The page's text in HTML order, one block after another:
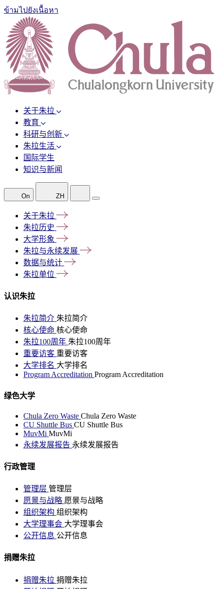
ข้ามไปยังเนื้อหา
关于朱拉
教育
科研与创新
朱拉生活
国际学生
知识与新闻
On ZH
关于朱拉
朱拉历史
大学形象
朱拉与永续发展
数据与统计
朱拉单位
认识朱拉
朱拉简介 朱拉简介
核心使命 核心使命
朱拉100周年 朱拉100周年
重要访客 重要访客
大学排名 大学排名
Program Accreditation Program Accreditation
绿色大学
Chula Zero Waste Chula Zero Waste
CU Shuttle Bus CU Shuttle Bus
MuvMi MuvMi
永续发展报告 永续发展报告
行政管理
管理层 管理层
愿景与战略 愿景与战略
组织架构 组织架构
大学理事会 大学理事会
公开信息 公开信息
捐赠朱拉
捐赠朱拉 捐赠朱拉